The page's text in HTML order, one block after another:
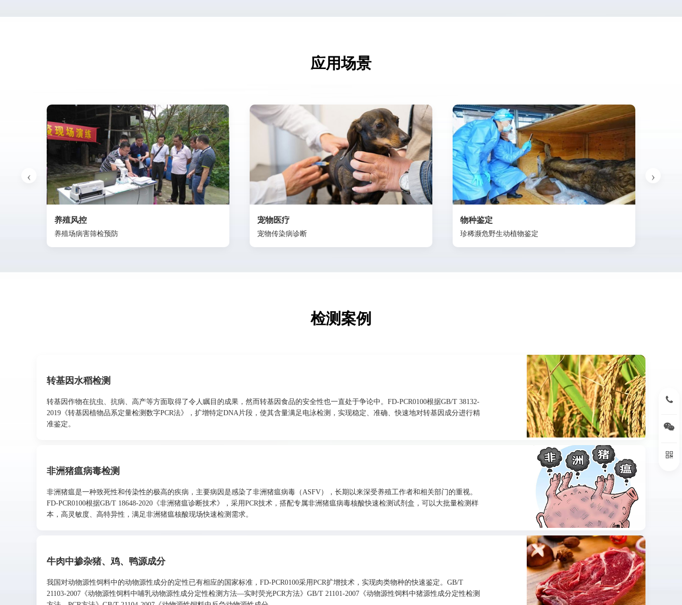
应用场景
养殖风控
养殖场病害筛检预防
宠物医疗
宠物传染病诊断
物种鉴定
珍稀濒危野生动植物鉴定
检测案例
转基因水稻检测
转基因作物在抗虫、抗病、高产等方面取得了令人瞩目的成果，然而转基因食品的安全性也一直处于争论中。FD-PCR0100根据GB/T 38132-
2019《转基因植物品系定量检测数字PCR法》，扩增特定DNA片段，使其含量满足电泳检测，实现稳定、准确、快速地对转基因成分进行精
准鉴定。
非洲猪瘟病毒检测
非洲猪瘟是一种致死性和传染性的极高的疾病，主要病因是感染了非洲猪瘟病毒（ASFV），长期以来深受养殖工作者和相关部门的重视。
FD-PCR0100根据GB/T 18648-2020《非洲猪瘟诊断技术》，采用PCR技术，搭配专属非洲猪瘟病毒核酸快速检测试剂盒，可以大批量检测样
本，高灵敏度、高特异性，满足非洲猪瘟核酸现场快速检测需求。
牛肉中掺杂猪、鸡、鸭源成分
我国对动物源性饲料中的动物源性成分的定性已有相应的国家标准，FD-PCR0100采用PCR扩增技术，实现肉类物种的快速鉴定。GB/T
21103-2007《动物源性饲料中哺乳动物源性成分定性检测方法—实时荧光PCR方法》GB/T 21101-2007《动物源性饲料中猪源性成分定性检测
扫
扫